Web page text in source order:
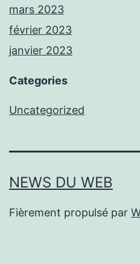
mars 2023
février 2023
janvier 2023
Categories
Uncategorized
NEWS DU WEB
Fièrement propulsé par